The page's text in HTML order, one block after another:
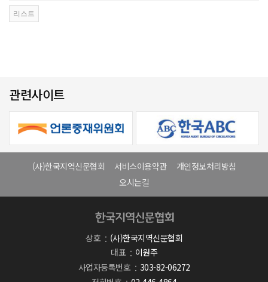
관련사이트
(사)한국지역신문협회 서비스이용약관
개인정보처리방침
오시는길
상호
(사)한국지역신문협회
대표
이원주
사업자등록번호
303-82-06272